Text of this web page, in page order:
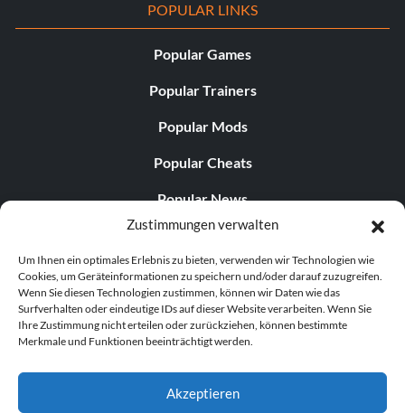
Zustimmungen verwalten
Um Ihnen ein optimales Erlebnis zu bieten, verwenden wir Technologien wie
Cookies, um Geräteinformationen zu speichern und/oder darauf zuzugreifen.
Wenn Sie diesen Technologien zustimmen, können wir Daten wie das
Surfverhalten oder eindeutige IDs auf dieser Website verarbeiten. Wenn Sie
Ihre Zustimmung nicht erteilen oder zurückziehen, können bestimmte
Merkmale und Funktionen beeinträchtigt werden.
Akzeptieren
POPULAR LINKS
Popular Games
Popular Trainers
Popular Mods
Popular Cheats
Popular News
Popular Editorials
Popular Free Games
LATEST UPDATES